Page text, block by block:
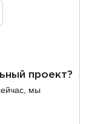
проект?
мы